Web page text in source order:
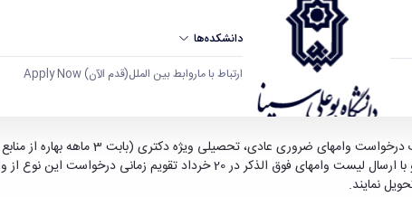
دانشکده‌ها
ارتباط با ماروابط بین الملل(قدم الآن) Apply Now
پیرو بخشنامه (شماره 2738-130 مورخ 1/3/97 ) صندوق
ویژه دکتری (بابت ورودیهای سال95 و ماقبل آن) صرفا تا قبل از 20 خرداد ماه امکانپذیر است و با ارسال
به اداره رفاه دانشجویی تحویل نمایند.